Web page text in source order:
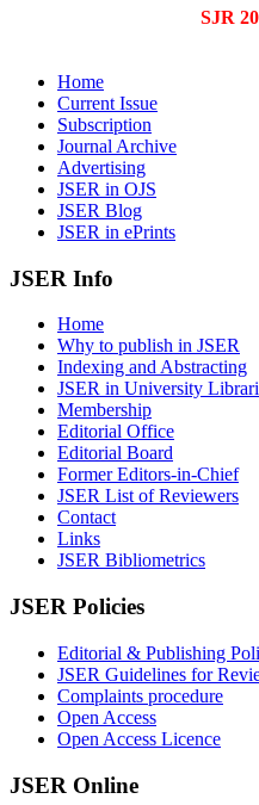
SJR
Home
Current Issue
Subscription
Journal Archive
Advertising
JSER in OJS
JSER Blog
JSER in ePrints
JSER Info
Home
Why to publish in JSER
Indexing and Abstracting
JSER in University
Membership
Editorial Office
Editorial Board
Former Editors-in-Chief
JSER List of Reviewers
Contact
Links
JSER Bibliometrics
JSER Policies
Editorial & Publishing
JSER Guidelines for
Complaints procedure
Open Access
Open Access Licence
JSER Online